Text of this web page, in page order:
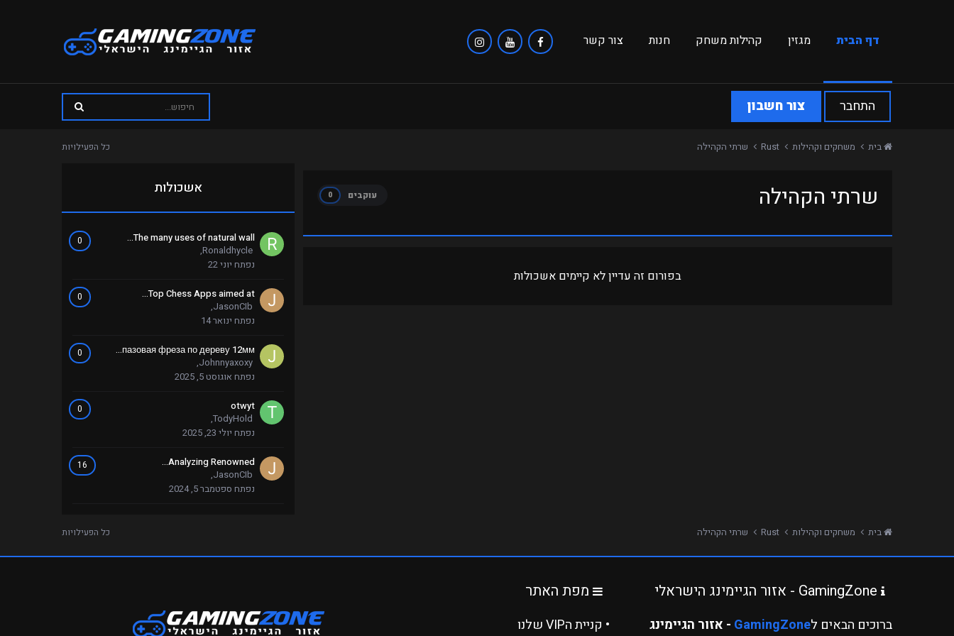
דף הבית מגזין קהילות משחק חנות צור קשר
התחבר צור חשבון
כל הפעילויות בית משחקים וקהילות Rust שרתי הקהילה
שרתי הקהילה עוקבים 0
בפורום זה עדיין לא קיימים אשכולות
אשכולות
0
The many uses of natural wall...
Ronaldhycle
,
נפתח יוני 22
0
Top Chess Apps aimed at...
JasonCIb
,
נפתח ינואר 14
0
пазовая фреза по дереву 12мм...
Johnnyaxoxy
,
נפתח אוגוסט 5, 2025
0
otwyt
TodyHold
,
נפתח יולי 23, 2025
16
Analyzing Renowned...
JasonCIb
,
נפתח ספטמבר 5, 2024
כל הפעילויות בית משחקים וקהילות Rust שרתי הקהילה
ברוכים הבאים לGamingZone - אזור הגיימינג
מפת האתר
• קניית הVIP שלנו